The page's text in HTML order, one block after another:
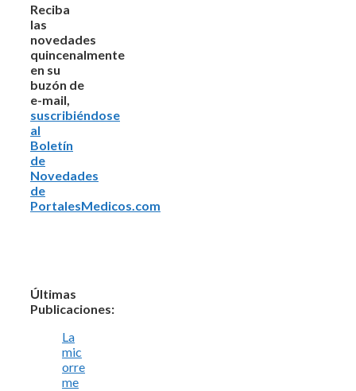
Reciba
las
novedades
quincenalmente
en su
buzón de
e-mail,
suscribiéndose
al
Boletín
de
Novedades
de
PortalesMedicos.com
Últimas
Publicaciones:
La
mic
orre
me